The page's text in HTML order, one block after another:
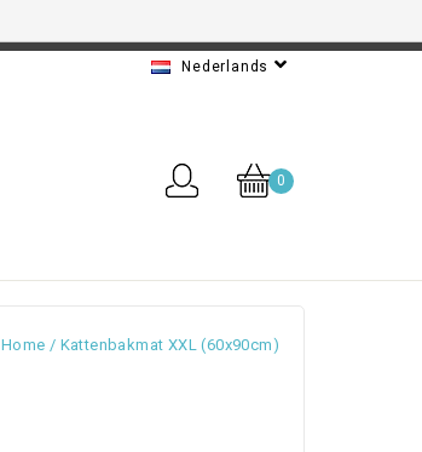
Nederlands
0
Home / Kattenbakmat XXL (60x90cm)